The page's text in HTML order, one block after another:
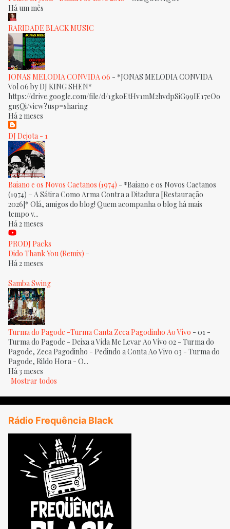
Há um mês
RARIDADE BLACK MUSIC
JONAS MELODIA CONVIDA 06 - *JONAS MELODIA CONVIDA
Vol 06 by DJ KING SHEN*
https://drive.google.com/file/d/1gkoEtHv1mM2hvdpSiG99IE17eOo
gn5Qi/view?usp=sharing
Há 2 meses
DJ Dejota - 1
Baiano e os Novos Caetanos (1974) - *Baiano e os Novos Caetanos
(1974) – A Sátira Como Arma Contra a Ditadura [Restauração
2026]* Olá, amigos do blog! Quem acompanha o blog há mais
tempo v...
Há 2 meses
PRODJ Packs
Dido Thank You (Remix) -
Há 2 meses
Samba Swing
Turma do Pagode -Turma Canta Zeca Pagodinho Ao Vivo - 01 -
Turma do Pagode - Deixa a Vida Me Levar Ao Vivo 02 - Turma do
Pagode, Zeca Pagodinho - Pedindo a Conta Ao Vivo 03 - Turma do
Pagode, Rildo Hora - O...
Há 3 meses
Mostrar todos
Rádio Frequência Black